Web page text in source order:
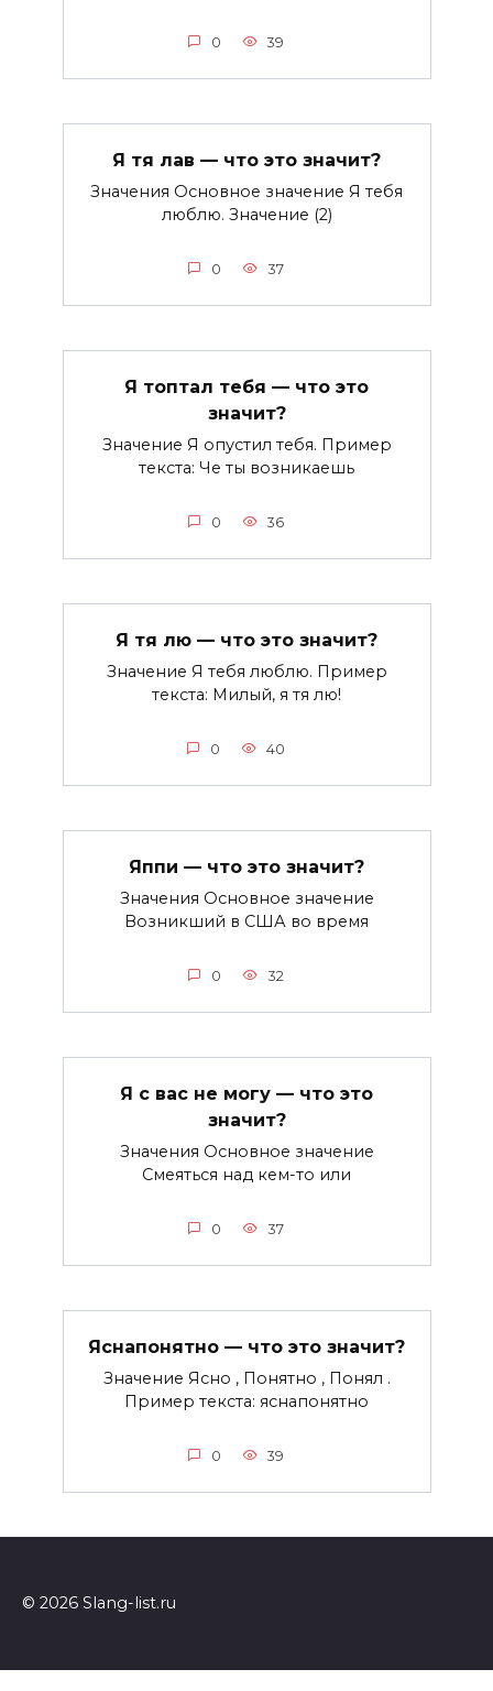
0 39
Я тя лав — что это значит?
Значения Основное значение Я тебя
люблю. Значение (2)
0 37
Я топтал тебя — что это
значит?
Значение Я опустил тебя. Пример
текста: Че ты возникаешь
0 36
Я тя лю — что это значит?
Значение Я тебя люблю. Пример
текста: Милый, я тя лю!
0 40
Яппи — что это значит?
Значения Основное значение
Возникший в США во время
0 32
Я с вас не могу — что это
значит?
Значения Основное значение
Смеяться над кем-то или
0 37
Яснапонятно — что это значит?
Значение Ясно , Понятно , Понял .
Пример текста: яснапонятно
0 39
© 2026 Slang-list.ru